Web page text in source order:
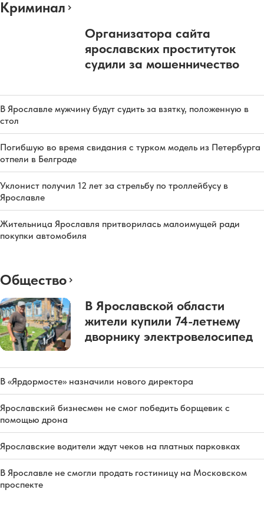
Криминал
Организатора сайта
ярославских проституток
судили за мошенничество
В Ярославле мужчину будут судить за взятку, положенную в
стол
Погибшую во время свидания с турком модель из Петербурга
отпели в Белграде
Уклонист получил 12 лет за стрельбу по троллейбусу в
Ярославле
Жительница Ярославля притворилась малоимущей ради
покупки автомобиля
Общество
В Ярославской области
жители купили 74-летнему
дворнику электровелосипед
В «Ярдормосте» назначили нового директора
Ярославский бизнесмен не смог победить борщевик с
помощью дрона
Ярославские водители ждут чеков на платных парковках
В Ярославле не смогли продать гостиницу на Московском
проспекте